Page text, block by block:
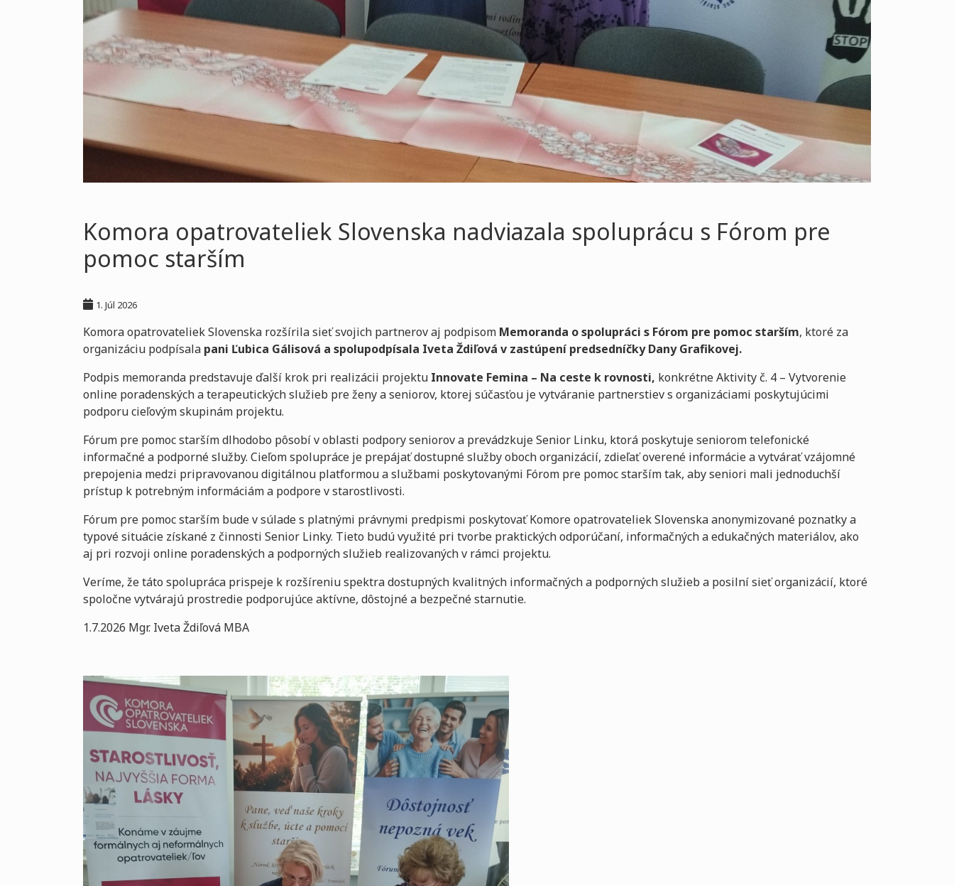
Komora opatrovateliek Slovenska nadviazala spoluprácu s Fórom pre
pomoc starším
1. Júl 2026
Komora opatrovateliek Slovenska rozšírila sieť svojich partnerov aj podpisom Memoranda o spolupráci s Fórom pre pomoc starším, ktoré za
organizáciu podpísala pani Ľubica Gálisová a spolupodpísala Iveta Ždiľová v zastúpení predsedníčky Dany Grafikovej.
Podpis memoranda predstavuje ďalší krok pri realizácii projektu Innovate Femina – Na ceste k rovnosti, konkrétne Aktivity č. 4 – Vytvorenie
online poradenských a terapeutických služieb pre ženy a seniorov, ktorej súčasťou je vytváranie partnerstiev s organizáciami poskytujúcimi
podporu cieľovým skupinám projektu.
Fórum pre pomoc starším dlhodobo pôsobí v oblasti podpory seniorov a prevádzkuje Senior Linku, ktorá poskytuje seniorom telefonické
informačné a podporné služby. Cieľom spolupráce je prepájať dostupné služby oboch organizácií, zdieľať overené informácie a vytvárať vzájomné
prepojenia medzi pripravovanou digitálnou platformou a službami poskytovanými Fórom pre pomoc starším tak, aby seniori mali jednoduchší
prístup k potrebným informáciám a podpore v starostlivosti.
Fórum pre pomoc starším bude v súlade s platnými právnymi predpismi poskytovať Komore opatrovateliek Slovenska anonymizované poznatky a
typové situácie získané z činnosti Senior Linky. Tieto budú využité pri tvorbe praktických odporúčaní, informačných a edukačných materiálov, ako
aj pri rozvoji online poradenských a podporných služieb realizovaných v rámci projektu.
Veríme, že táto spolupráca prispeje k rozšíreniu spektra dostupných kvalitných informačných a podporných služieb a posilní sieť organizácií, ktoré
spoločne vytvárajú prostredie podporujúce aktívne, dôstojné a bezpečné starnutie.
1.7.2026 Mgr. Iveta Ždiľová MBA